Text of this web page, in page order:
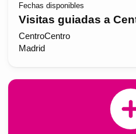
Fechas disponibles
Visitas guiadas a
CentroCentro
Madrid